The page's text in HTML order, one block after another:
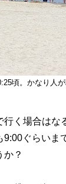
頃。かなり人が
行く場合はな
9:00ぐらいま
か？